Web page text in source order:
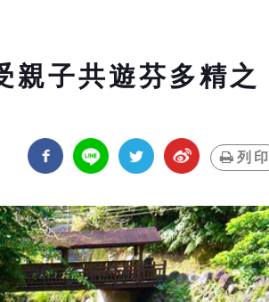
親子共遊芬多精之
列印